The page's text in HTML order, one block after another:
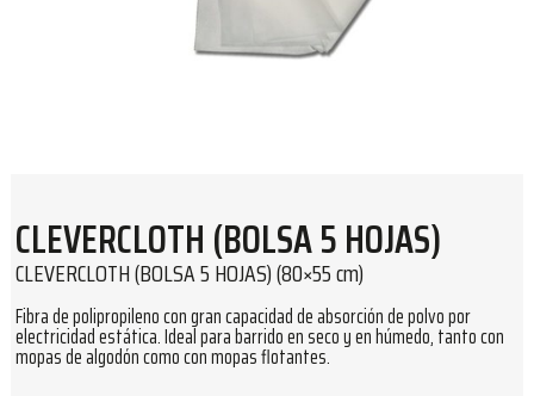
CLEVERCLOTH (BOLSA 5 HOJAS)
CLEVERCLOTH (BOLSA 5 HOJAS) (80×55 cm)
Fibra de polipropileno con gran capacidad de absorción de polvo por
electricidad estática. Ideal para barrido en seco y en húmedo, tanto con
mopas de algodón como con mopas flotantes.